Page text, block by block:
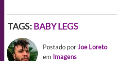
TAGS: BABY LEGS
Postado porJoe Loreto
em Imagens